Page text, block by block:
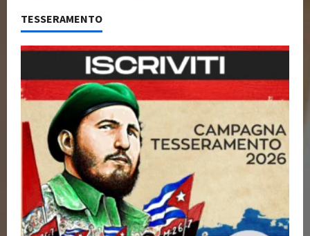
TESSERAMENTO